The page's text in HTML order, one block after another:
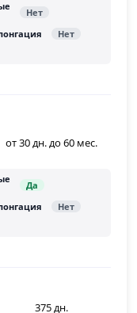
от 30 дн. до 60 мес.
375 дн.